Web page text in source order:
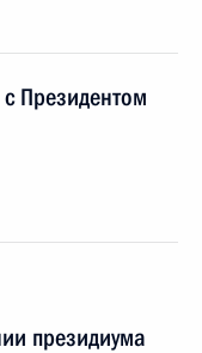
Президентом
президиума